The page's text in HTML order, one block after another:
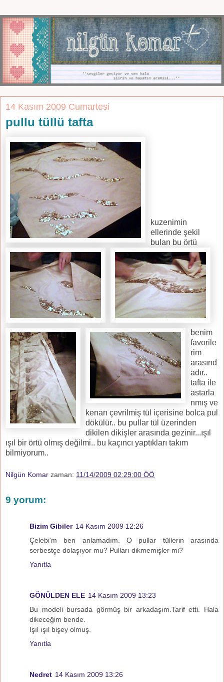
14 Kasım 2009 Cumartesi
pullu tüllü tafta
kuzenimin
ellerinde şekil
bulan bu örtü
benim
favorile
rim
arasınd
adır..
tafta ile
astarla
nmış ve
kenarı çevrilmiş tül içerisine bolca pul
dökülür.. bu pullar tül üzerinden
dikilen dikişler arasında gezinir...ışıl
ışıl bir örtü olmış değilmi.. bu kaçıncı yaptıkları takım
bilmiyorum..
Nilgün Komar zaman: 11/14/2009 02:29:00 ÖÖ
9 yorum:
Bizim Gibiler 14 Kasım 2009 12:26
Çelebi'm ben anlamadım. O pullar tüllerin arasında
serbestçe dolaşıyor mu? Pulları dikmemişler mi?
Yanıtla
GÖNÜLDEN ELE 14 Kasım 2009 13:23
Bu modeli bursada görmüş bir arkadaşım.Tarif etti. Hala
dikeceğim bende.
Işıl ışıl bişey olmuş.
Yanıtla
Nedret 14 Kasım 2009 13:26